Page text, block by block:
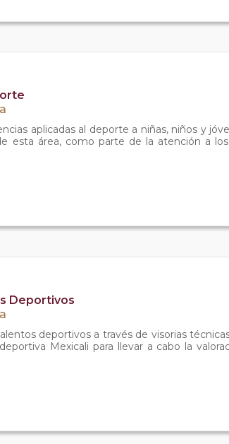
aplicadas al deporte a niñas, niños y
esta área, como parte de la atención a
Deportivos
deportivos a través de visorias
Mexicali para llevar a cabo la